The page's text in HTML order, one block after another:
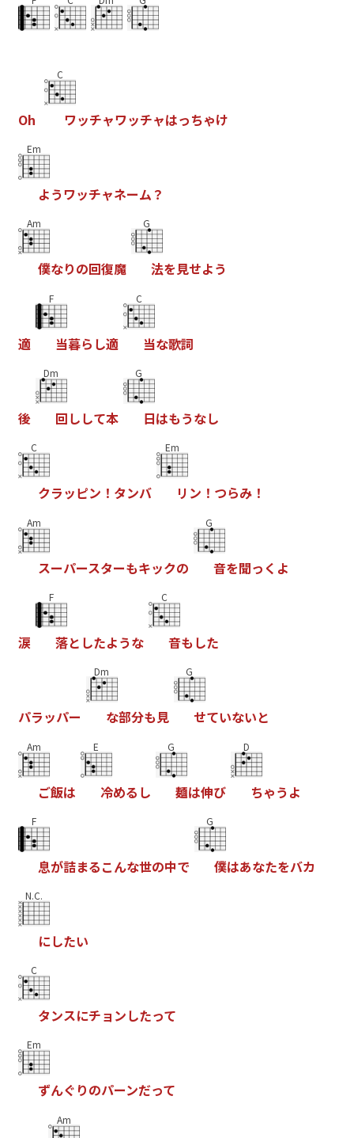
Oh
C
ワッチャワッチャはっちゃけ
Em
ようワッチャネーム ？
Am
僕なりの回復魔
G
法を見せよう
適
F
当暮ら し適
C
当な歌詞
後
Dm
回しして本
G
日はもうなし
C
クラッピン ！ タンバ
Em
リ ン ！ つらみ！
Am
スーパースターもキックの
G
音を聞っ く よ
涙
F
落と したような
C
音もした
パラッパー
Dm
な部分も見
G
せていないと
Am
ご飯は
E
冷める し
G
麺は伸び
D
ちゃう よ
F
息が詰まるこんな世の中で
G
僕はあなたをバカ
N.C.
にしたい
C
タンスにチョ ンしたって
Em
ずんぐ りのパーンだって
Am